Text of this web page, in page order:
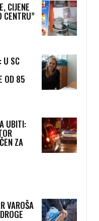
CIJENE
CENTRU”
U SC
OD 85
UBITI:
ZA
VAROŠA